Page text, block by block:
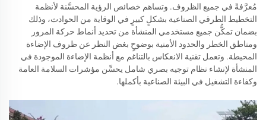
مُعرَّفةً في جميع الظروف. وتساهم خصائص الرؤية المحسَّنة لأنظمة
التخطيط الطرقي الصناعية بشكلٍ كبيرٍ في الوقاية من الحوادث، وذلك
بضمان تمكُّن جميع مستخدمي المنشأة من تحديد أنماط حركة المرور
ومناطق الخطر والحدود الأمنية بوضوحٍ بغض النظر عن ظروف الإضاءة
المحيطة. وتعمل تقنية الانعكاس بالتناغم مع أنظمة الإضاءة الموجودة في
المنشأة لإنشاء نظام توجيه بصري شامل يحسِّن مؤشرات السلامة العامة
وكفاءة التشغيل في البيئة الصناعية بأكملها.